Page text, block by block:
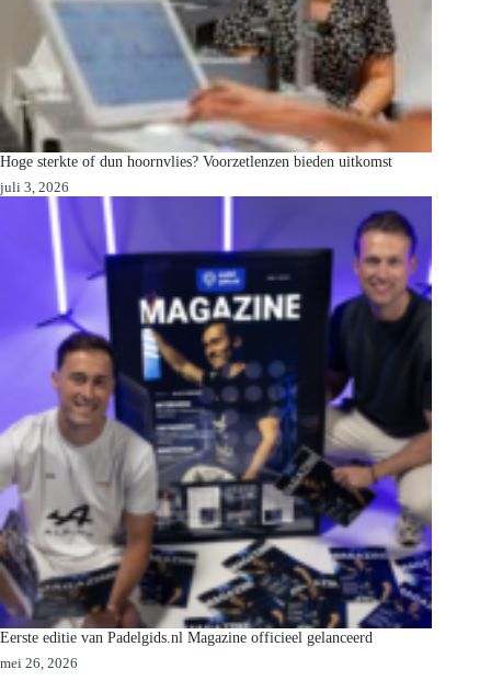
Hoge sterkte of dun hoornvlies? Voorzetlenzen bieden uitkomst
juli 3, 2026
Eerste editie van Padelgids.nl Magazine officieel gelanceerd
mei 26, 2026